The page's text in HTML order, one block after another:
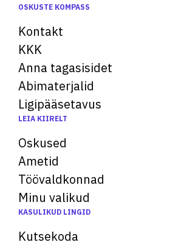
OSKUSTE KOMPASS
Kontakt
KKK
Anna tagasisidet
Abimaterjalid
Ligipääsetavus
LEIA KIIRELT
Oskused
Ametid
Töövaldkonnad
Minu valikud
KASULIKUD LINGID
Kutsekoda